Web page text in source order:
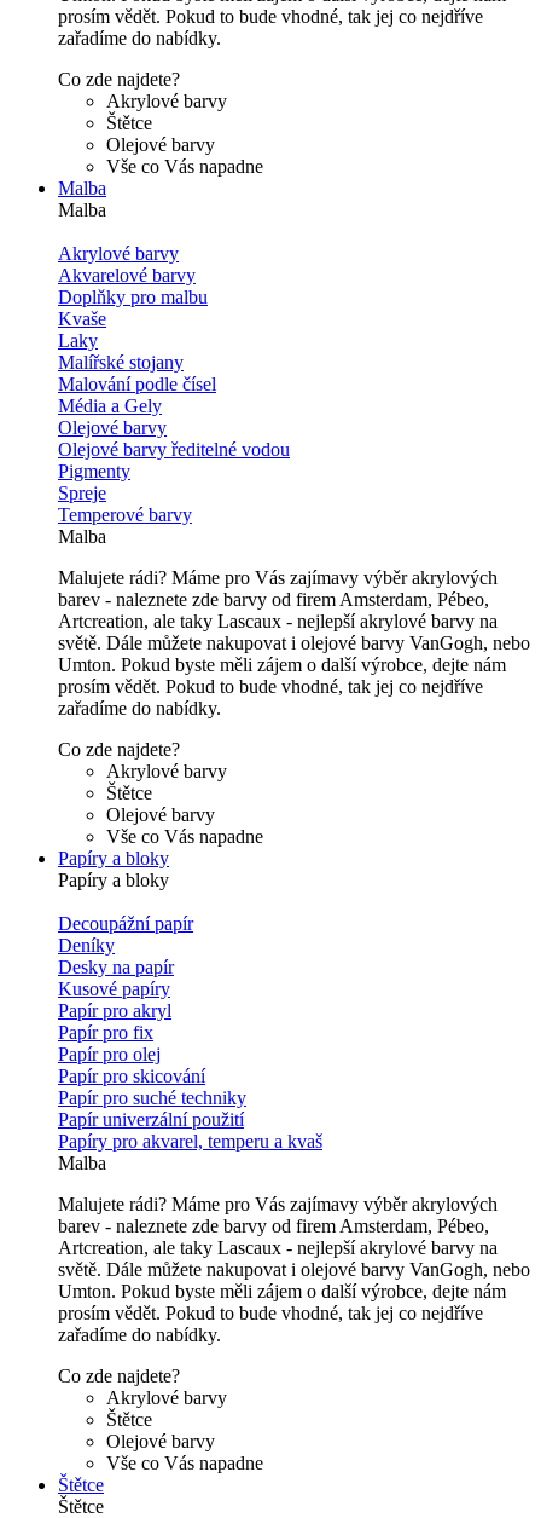
prosím vědět. Pokud to bude vhodné, tak jej co nejdříve
zařadíme do nabídky.
Co zde najdete?
Akrylové barvy
Štětce
Olejové barvy
Vše co Vás napadne
Malba
Malba
Akrylové barvy
Akvarelové barvy
Doplňky pro malbu
Kvaše
Laky
Malířské stojany
Malování podle čísel
Média a Gely
Olejové barvy
Olejové barvy ředitelné vodou
Pigmenty
Spreje
Temperové barvy
Malba
Malujete rádi? Máme pro Vás zajímavy výběr akrylových
barev - naleznete zde barvy od firem Amsterdam, Pébeo,
Artcreation, ale taky Lascaux - nejlepší akrylové barvy na
světě. Dále můžete nakupovat i olejové barvy VanGogh, nebo
Umton. Pokud byste měli zájem o další výrobce, dejte nám
prosím vědět. Pokud to bude vhodné, tak jej co nejdříve
zařadíme do nabídky.
Co zde najdete?
Akrylové barvy
Štětce
Olejové barvy
Vše co Vás napadne
Papíry a bloky
Papíry a bloky
Decoupážní papír
Deníky
Desky na papír
Kusové papíry
Papír pro akryl
Papír pro fix
Papír pro olej
Papír pro skicování
Papír pro suché techniky
Papír univerzální použití
Papíry pro akvarel, temperu a kvaš
Malba
Malujete rádi? Máme pro Vás zajímavy výběr akrylových
barev - naleznete zde barvy od firem Amsterdam, Pébeo,
Artcreation, ale taky Lascaux - nejlepší akrylové barvy na
světě. Dále můžete nakupovat i olejové barvy VanGogh, nebo
Umton. Pokud byste měli zájem o další výrobce, dejte nám
prosím vědět. Pokud to bude vhodné, tak jej co nejdříve
zařadíme do nabídky.
Co zde najdete?
Akrylové barvy
Štětce
Olejové barvy
Vše co Vás napadne
Štětce
Štětce